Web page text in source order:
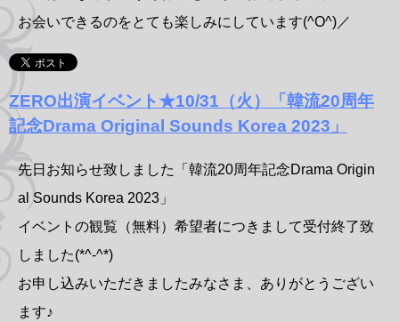
お会いできるのをとても楽しみにしています(^O^)／
ZERO出演イベント★10/31（火）「韓流20周年
記念Drama Original Sounds Korea 2023」
先日お知らせ致しました「韓流20周年記念Drama Origin
al Sounds Korea 2023」
イベントの観覧（無料）希望者につきまして受付終了致
しました(*^-^*)
お申し込みいただきましたみなさま、ありがとうござい
ます♪